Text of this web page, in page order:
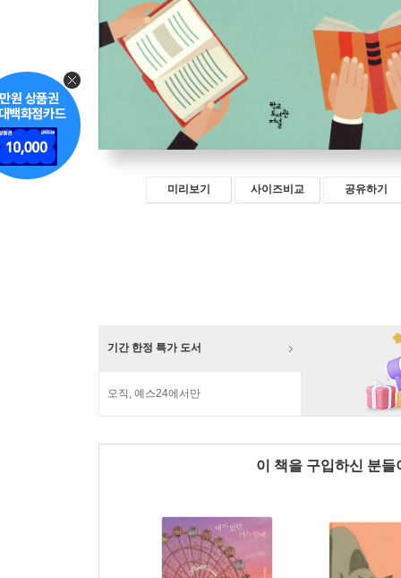
미리보기 사이즈비교 공유하기
기간 한정 특가 도서
오직, 예스24에서만
이 책을 구입하신 분